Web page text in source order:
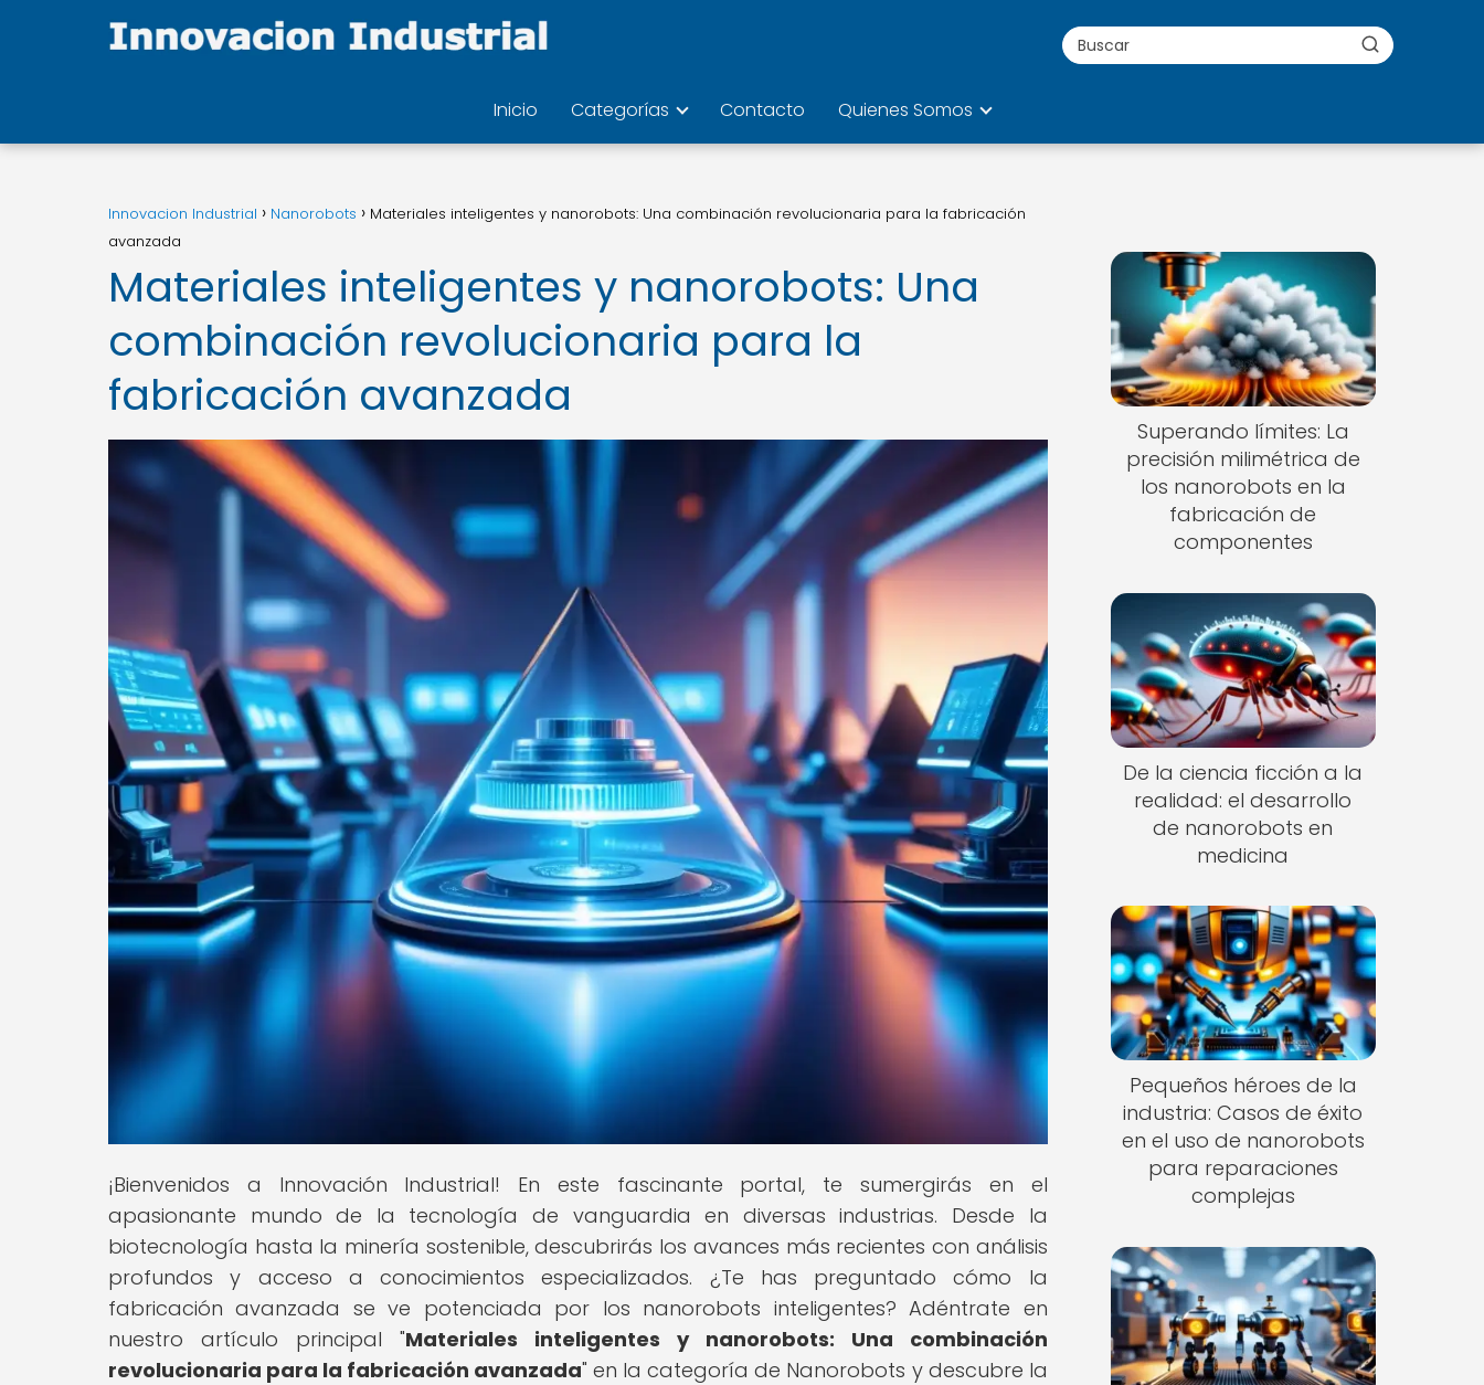
Inicio Categorías Contacto Quienes Somos
Innovacion Industrial Nanorobots
Materiales inteligentes y nanorobots: Una combinación revolucionaria para la fabricación
avanzada
Materiales inteligentes y nanorobots: Una
combinación revolucionaria para la
fabricación avanzada
¡Bienvenidos a Innovación Industrial! En este fascinante portal, te sumergirás en el
apasionante mundo de la tecnología de vanguardia en diversas industrias. Desde la
biotecnología hasta la minería sostenible, descubrirás los avances más recientes con análisis
profundos y acceso a conocimientos especializados. ¿Te has preguntado cómo la
fabricación avanzada se ve potenciada por los nanorobots inteligentes? Adéntrate en
nuestro artículo principal "Materiales inteligentes y nanorobots: Una combinación
revolucionaria para la fabricación avanzada" en la categoría de Nanorobots y descubre la
Superando límites: La
precisión milimétrica de
los nanorobots en la
fabricación de
componentes
De la ciencia ficción a la
realidad: el desarrollo
de nanorobots en
medicina
Pequeños héroes de la
industria: Casos de éxito
en el uso de nanorobots
para reparaciones
complejas